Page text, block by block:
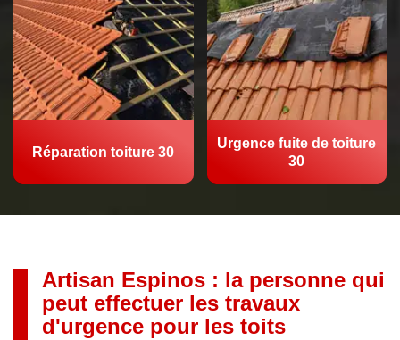
Réparation toiture 30
Urgence fuite de toiture
30
Artisan Espinos : la personne qui
peut effectuer les travaux
d'urgence pour les toits